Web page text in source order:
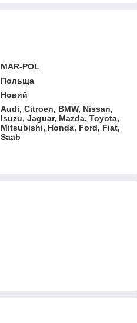
MAR-POL
Польща
Новий
Audi, Citroen, BMW, Nissan,
Isuzu, Jaguar, Mazda, Toyota,
Mitsubishi, Honda, Ford, Fiat,
Saab